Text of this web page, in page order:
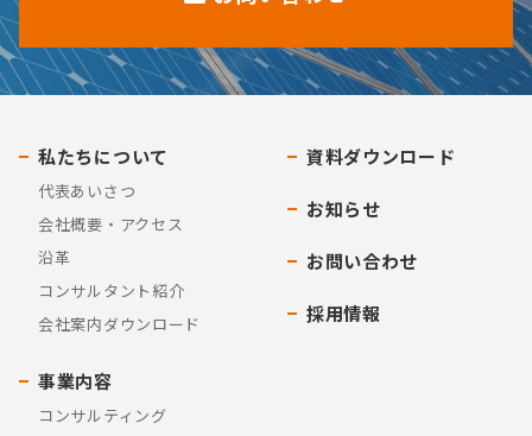
私たちについて
代表あいさつ
会社概要・アクセス
沿革
コンサルタント紹介
会社案内ダウンロード
事業内容
コンサルティング
資料ダウンロード
お知らせ
お問い合わせ
採用情報